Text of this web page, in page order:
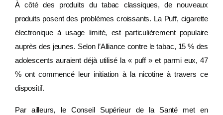
À côté des produits du tabac classiques, de nouveaux
produits posent des problèmes croissants. La Puff, cigarette
électronique à usage limité, est particulièrement populaire
auprès des jeunes. Selon l’Alliance contre le tabac, 15 % des
adolescents auraient déjà utilisé la « puff » et parmi eux, 47
% ont commencé leur initiation à la nicotine à travers ce
dispositif.
Par ailleurs, le Conseil Supérieur de la Santé met en